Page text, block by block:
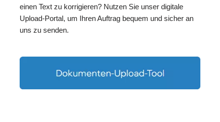
einen Text zu korrigieren? Nutzen Sie unser digitale
Upload-Portal, um Ihren Auftrag bequem und sicher an
uns zu senden.